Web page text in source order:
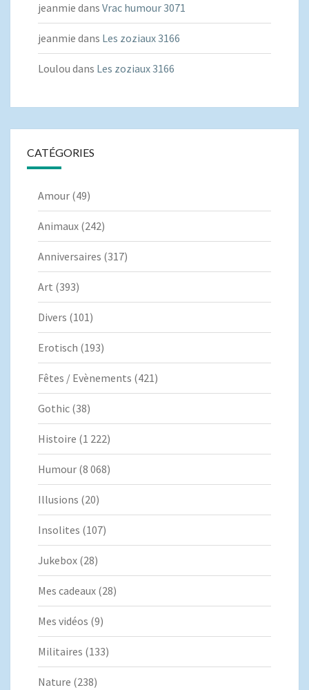
jeanmie dans Vrac humour 3071
jeanmie dans Les zoziaux 3166
Loulou dans Les zoziaux 3166
CATÉGORIES
Amour (49)
Animaux (242)
Anniversaires (317)
Art (393)
Divers (101)
Erotisch (193)
Fêtes / Evènements (421)
Gothic (38)
Histoire (1 222)
Humour (8 068)
Illusions (20)
Insolites (107)
Jukebox (28)
Mes cadeaux (28)
Mes vidéos (9)
Militaires (133)
Nature (238)